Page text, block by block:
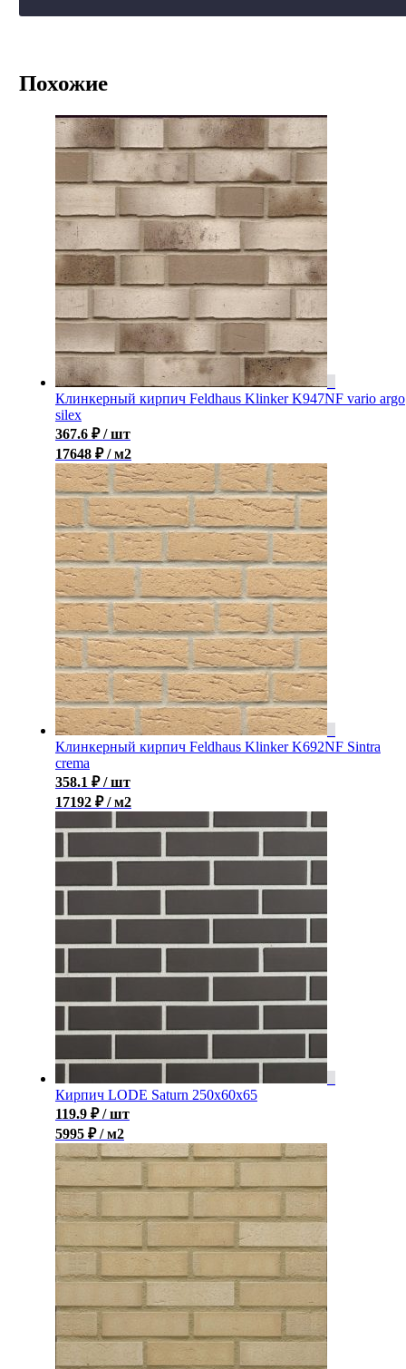
Похожие
Клинкерный кирпич Feldhaus Klinker K947NF vario argo
silex
367.6 ₽ / шт
17648 ₽ / м2
Клинкерный кирпич Feldhaus Klinker K692NF Sintra
crema
358.1 ₽ / шт
17192 ₽ / м2
Кирпич LODE Saturn 250x60x65
119.9 ₽ / шт
5995 ₽ / м2